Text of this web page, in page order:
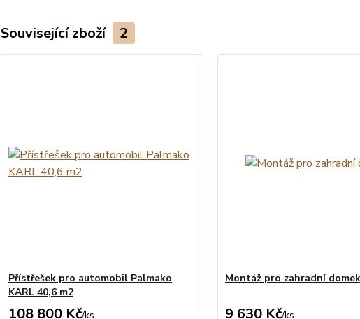
Související zboží 2
Přístřešek pro automobil Palmako
KARL 40,6 m2
108 800 Kč/ks
Montáž pro zahradní domek
9 630 Kč/ks